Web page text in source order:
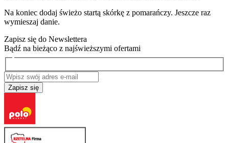
Na koniec dodaj świeżo startą skórkę z pomarańczy. Jeszcze raz
wymieszaj danie.
Zapisz się do Newslettera
Bądź na bieżąco z najświeższymi ofertami
Zapisz się